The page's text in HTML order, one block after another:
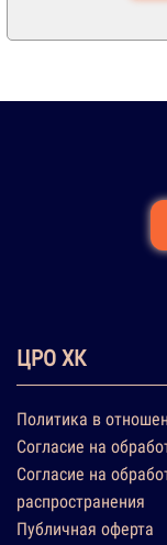
ЦРО ХК
Политика в
Согласие на
Согласие на
распространения
Публичная оферта